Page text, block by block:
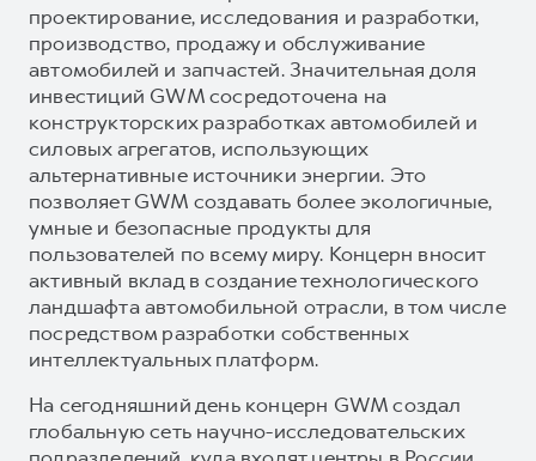
проектирование, исследования и разработки,
производство, продажу и обслуживание
автомобилей и запчастей. Значительная доля
инвестиций GWM сосредоточена на
конструкторских разработках автомобилей и
силовых агрегатов, использующих
альтернативные источники энергии. Это
позволяет GWM создавать более экологичные,
умные и безопасные продукты для
пользователей по всему миру. Концерн вносит
активный вклад в создание технологического
ландшафта автомобильной отрасли, в том числе
посредством разработки собственных
интеллектуальных платформ.
На сегодняшний день концерн GWM создал
глобальную сеть научно-исследовательских